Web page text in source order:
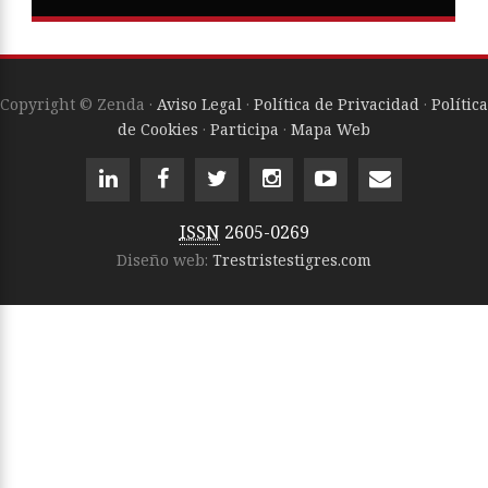
Copyright © Zenda · Aviso Legal · Política de Privacidad · Política
de Cookies · Participa · Mapa Web
ISSN 2605-0269
Diseño web: Trestristestigres.com